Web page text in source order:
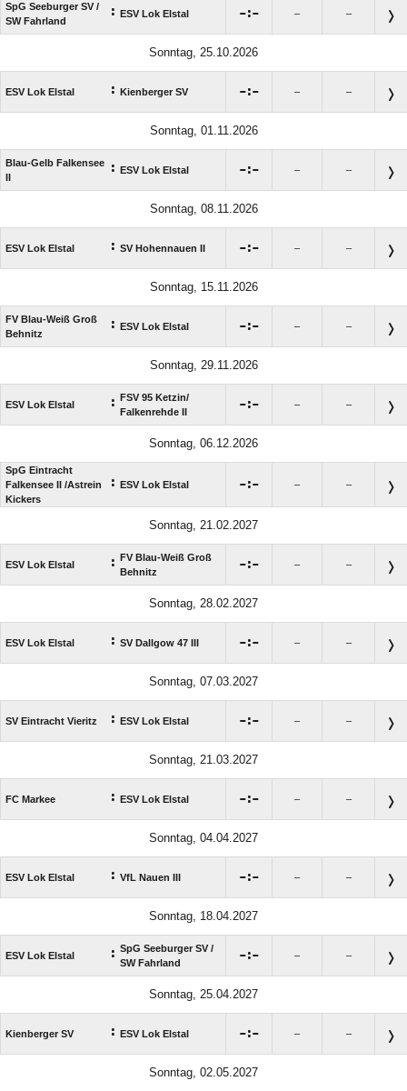
SpG Seeburger SV /​
SW Fahrland
: ESV Lok Elstal : – –
Sonntag, 25.10.2026
ESV Lok Elstal : Kienberger SV : – –
Sonntag, 01.11.2026
Blau-Gelb Falkensee
: ESV Lok Elstal : – –
Sonntag, 08.11.2026
ESV Lok Elstal : SV Hohennauen II : – –
Sonntag, 15.11.2026
FV Blau-Weiß Groß
Behnitz
: ESV Lok Elstal : – –
Sonntag, 29.11.2026
ESV Lok Elstal :
FSV 95 Ketzin/​
Falkenrehde II
: – –
Sonntag, 06.12.2026
SpG Eintracht
Falkensee II /​Astrein
Kickers
: ESV Lok Elstal : – –
Sonntag, 21.02.2027
ESV Lok Elstal :
FV Blau-Weiß Groß
Behnitz
: – –
Sonntag, 28.02.2027
ESV Lok Elstal : SV Dallgow 47 III : – –
Sonntag, 07.03.2027
SV Eintracht Vieritz : ESV Lok Elstal : – –
Sonntag, 21.03.2027
FC Markee : ESV Lok Elstal : – –
Sonntag, 04.04.2027
ESV Lok Elstal : VfL Nauen III : – –
Sonntag, 18.04.2027
ESV Lok Elstal : SpG Seeburger SV /​
SW Fahrland
: – –
Sonntag, 25.04.2027
Kienberger SV : ESV Lok Elstal : – –
Sonntag, 02.05.2027